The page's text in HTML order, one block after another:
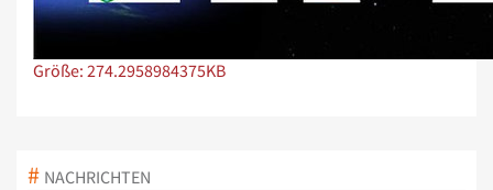
Zeige Bild in voller Größe…
Größe: 274.2958984375KB
NACHRICHTEN